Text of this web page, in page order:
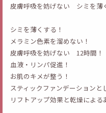
皮膚呼吸を妨げない シミを薄
シミを薄くする！
メラミン色素を溜めない！
皮膚呼吸を妨げない 12時間！
血液・リンパ促進！
お肌のキメが整う！
スティックファンデーション
リフトアップ効果と乾燥による